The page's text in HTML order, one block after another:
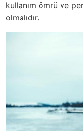
kullanım ömrü ve
olmalıdır.